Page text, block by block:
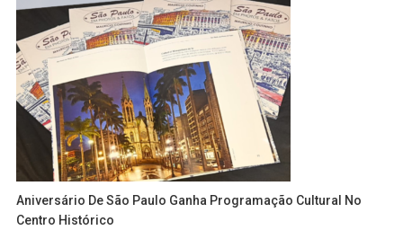
Aniversário De São Paulo Ganha Programação Cultural No
Centro Histórico